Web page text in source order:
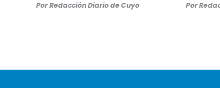
PorRedacción Diario de Cuyo Por